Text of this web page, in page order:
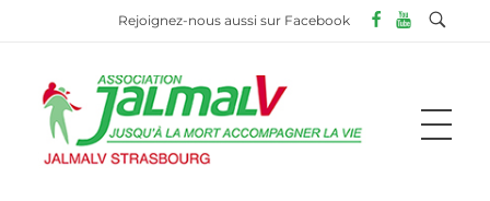
Rejoignez-nous aussi sur Facebook